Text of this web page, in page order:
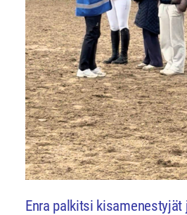
Enra palkitsi kisamenestyjät